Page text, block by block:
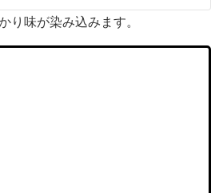
り味が染み込みます。